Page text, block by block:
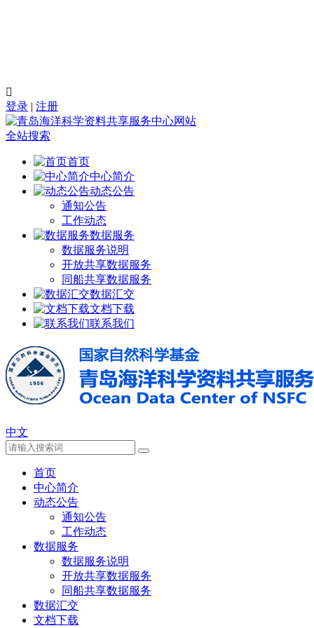

登录 | 注册
全站搜索
首页
中心简介
动态公告
通知公告
工作动态
数据服务
数据服务说明
开放共享数据服务
同船共享数据服务
数据汇交
文档下载
联系我们
中文
首页
中心简介
动态公告
通知公告
工作动态
数据服务
数据服务说明
开放共享数据服务
同船共享数据服务
数据汇交
文档下载